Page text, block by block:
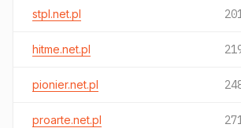
stpl.net.pl
hitme.net.pl
pionier.net.pl
proarte.net.pl